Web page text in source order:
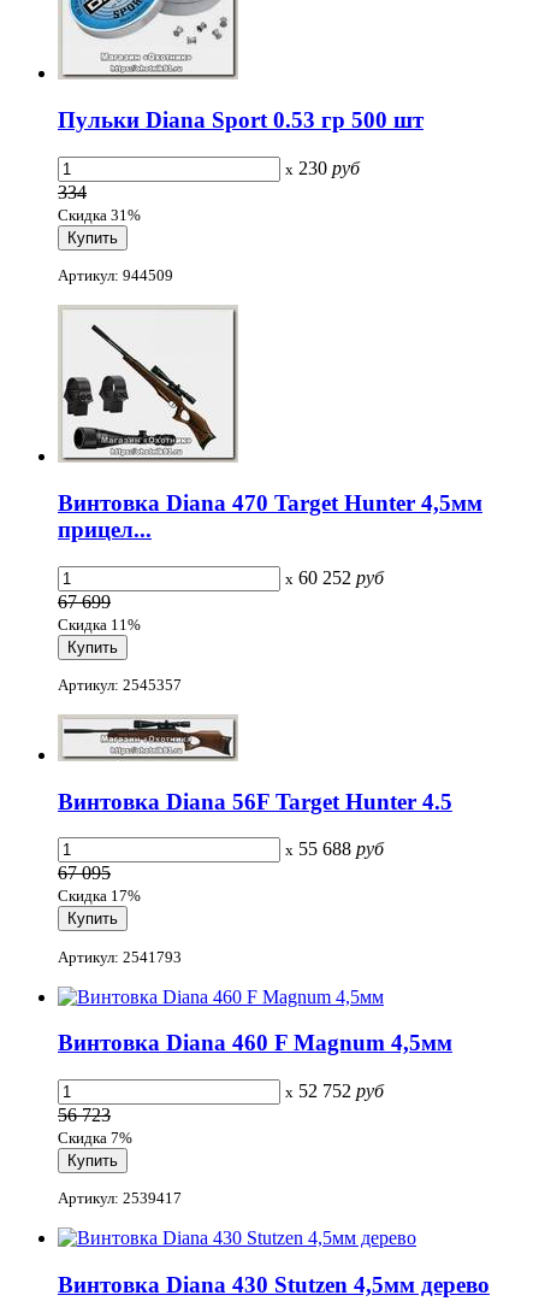
Пульки Diana Sport 0.53 гр 500 шт
x 230 руб
334
Скидка 31%
Артикул: 944509
Винтовка Diana 470 Target Hunter 4,5мм
прицел...
x 60 252 руб
67 699
Скидка 11%
Артикул: 2545357
Винтовка Diana 56F Target Hunter 4.5
x 55 688 руб
67 095
Скидка 17%
Артикул: 2541793
Винтовка Diana 460 F Magnum 4,5мм
x 52 752 руб
56 723
Скидка 7%
Артикул: 2539417
Винтовка Diana 430 Stutzen 4,5мм дерево